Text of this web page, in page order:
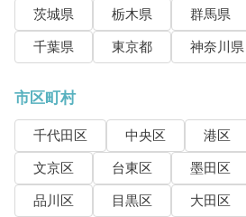
茨城県 栃木県 群馬県
千葉県
東京都 神奈川県
市区町村
千代田区 中央区 港区
文京区
台東区 墨田区
品川区
目黒区 大田区